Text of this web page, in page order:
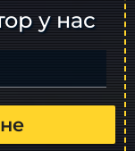
у нас